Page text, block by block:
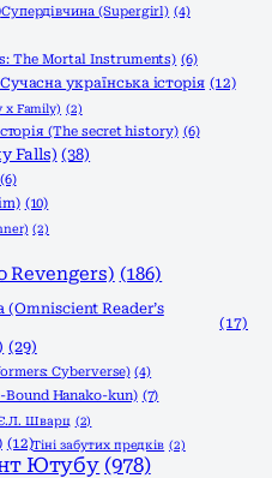
Супердівчина (Supergirl) (4)
The Mortal Instruments) (6)
Сучасна українська історія (12)
x Family) (2)
(The secret history) (6)
Falls) (38)
(6)
(10)
(2)
Revengers) (186)
(Omniscient Reader’s
(17)
(29)
Cyberverse) (4)
Hanako-kun) (7)
Є.Л. Шварц (2)
(12)Тіні забутих предків (2)
Ютубу (978)